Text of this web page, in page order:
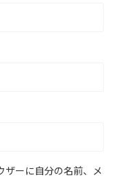
ザーに自分の名前、メ